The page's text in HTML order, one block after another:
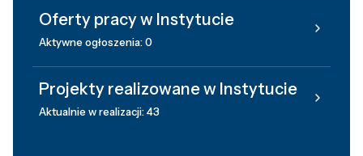
Oferty pracy w Instytucie
Aktywne ogłoszenia: 0
Projekty realizowane w Instytucie
Aktualnie w realizacji: 43